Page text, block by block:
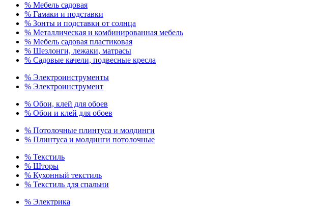
% Мебель садовая
% Гамаки и подставки
% Зонты и подставки от солнца
% Металлическая и комбинированная мебель
% Мебель садовая пластиковая
% Шезлонги, лежаки, матрасы
% Садовые качели, подвесные кресла
% Электроинструменты
% Электроинструмент
% Обои, клей для обоев
% Обои и клей для обоев
% Потолочные плинтуса и молдинги
% Плинтуса и молдинги потолочные
% Текстиль
% Шторы
% Кухонный текстиль
% Текстиль для спальни
% Электрика